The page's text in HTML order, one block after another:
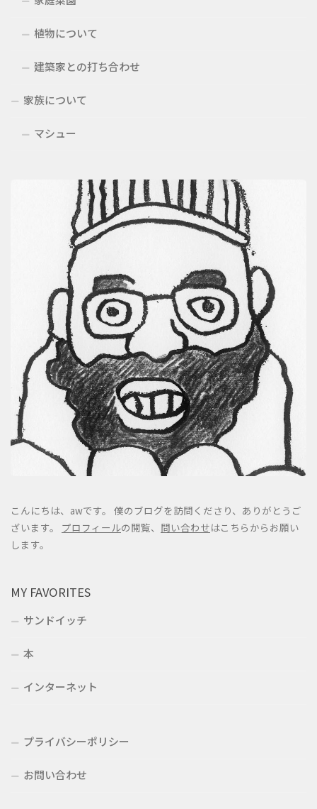
植物について
建築家との打ち合わせ
家族について
マシュー
こんにちは、awです。 僕のブログを訪問くださり、ありがとうご
ざいます。 プロフィールの閲覧、 問い合わせはこちらからお願い
します。
MY FAVORITES
サンドイッチ
本
インターネット
プライバシーポリシー
お問い合わせ